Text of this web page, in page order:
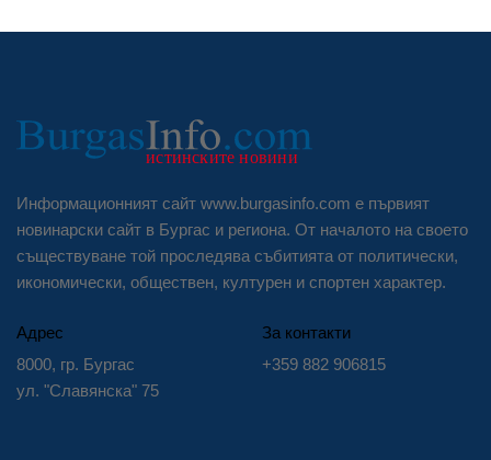
Информационният сайт www.burgasinfo.com е първият
новинарски сайт в Бургас и региона. От началото на своето
съществуване той проследява събитията от политически,
икономически, обществен, културен и спортен характер.
Адрес
8000, гр. Бургас
ул. "Славянска" 75
За контакти
+359 882 906815